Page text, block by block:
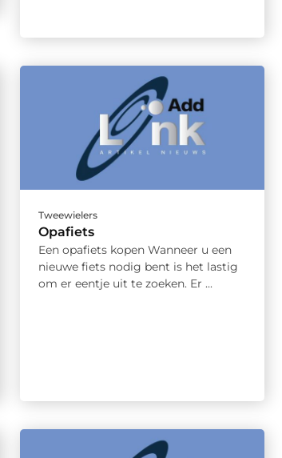
Tweewielers
Opafiets
Een opafiets kopen Wanneer u een
nieuwe fiets nodig bent is het lastig
om er eentje uit te zoeken. Er ...